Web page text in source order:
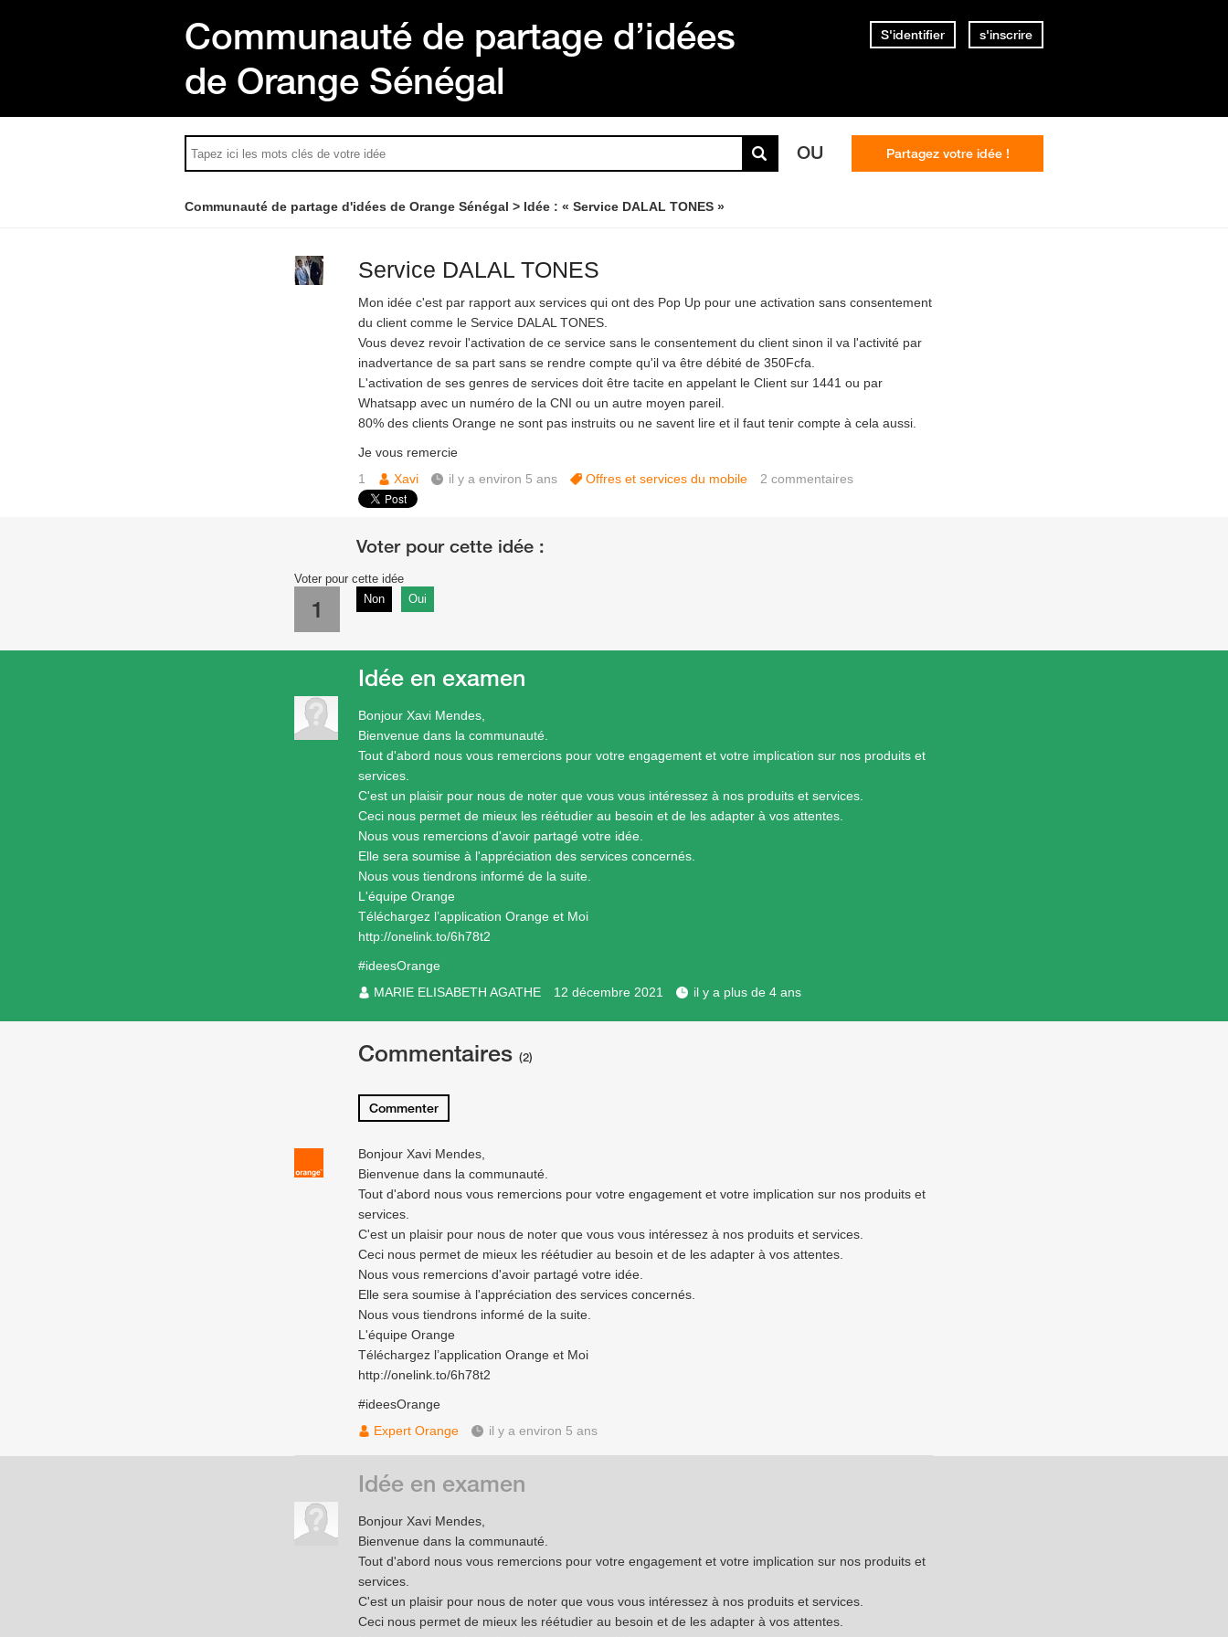
Communauté de partage d’idées
de Orange Sénégal
S'identifier s'inscrire
OU Partagez votre idée !
Communauté de partage d'idées de Orange Sénégal Idée : « Service DALAL TONES »
Service DALAL TONES
Mon idée c'est par rapport aux services qui ont des Pop Up pour une activation sans consentement
du client comme le Service DALAL TONES.
Vous devez revoir l'activation de ce service sans le consentement du client sinon il va l'activité par
inadvertance de sa part sans se rendre compte qu'il va être débité de 350Fcfa.
L'activation de ses genres de services doit être tacite en appelant le Client sur 1441 ou par
Whatsapp avec un numéro de la CNI ou un autre moyen pareil.
80% des clients Orange ne sont pas instruits ou ne savent lire et il faut tenir compte à cela aussi.
Je vous remercie
1
Xavi il y a environ 5 ans Offres et services du mobile 2 commentaires
Voter pour cette idée
1 Non Oui
Bonjour Xavi Mendes,
Bienvenue dans la communauté.
Tout d'abord nous vous remercions pour votre engagement et votre implication sur nos produits et
services.
C'est un plaisir pour nous de noter que vous vous intéressez à nos produits et services.
Ceci nous permet de mieux les réétudier au besoin et de les adapter à vos attentes.
Nous vous remercions d'avoir partagé votre idée.
Elle sera soumise à l'appréciation des services concernés.
Nous vous tiendrons informé de la suite.
L'équipe Orange
Téléchargez l’application Orange et Moi
http://onelink.to/6h78t2
#ideesOrange
MARIE ELISABETH AGATHE
12 décembre 2021 il y a plus de 4 ans
Idée en examen
Commentaires (2)
Commenter
Bonjour Xavi Mendes,
Bienvenue dans la communauté.
Tout d'abord nous vous remercions pour votre engagement et votre implication sur nos produits et
services.
C'est un plaisir pour nous de noter que vous vous intéressez à nos produits et services.
Ceci nous permet de mieux les réétudier au besoin et de les adapter à vos attentes.
Nous vous remercions d'avoir partagé votre idée.
Elle sera soumise à l'appréciation des services concernés.
Nous vous tiendrons informé de la suite.
L'équipe Orange
Téléchargez l’application Orange et Moi
http://onelink.to/6h78t2
#ideesOrange
Expert Orange
il y a environ 5 ans
Bonjour Xavi Mendes,
Bienvenue dans la communauté.
Tout d'abord nous vous remercions pour votre engagement et votre implication sur nos produits et
services.
C'est un plaisir pour nous de noter que vous vous intéressez à nos produits et services.
Ceci nous permet de mieux les réétudier au besoin et de les adapter à vos attentes.
Idée en examen